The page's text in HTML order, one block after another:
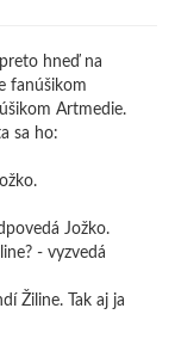
hneď na
fanúšikom
Artmedie.
sa ho:
Jožko.
- vyzvedá
Žiline. Tak aj ja